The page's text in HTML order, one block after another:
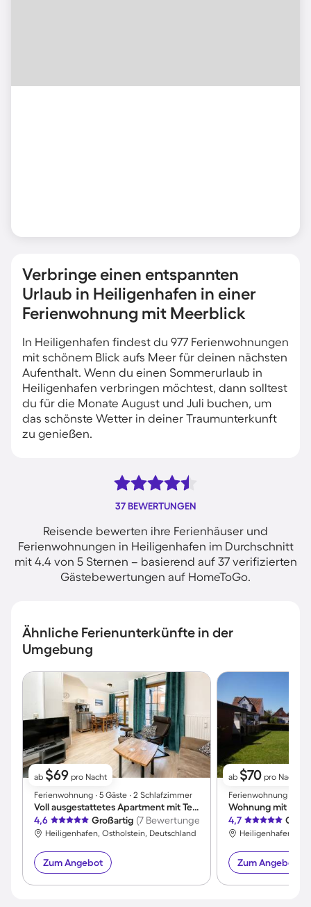
Verbringe einen entspannten
Urlaub in Heiligenhafen in einer
Ferienwohnung mit Meerblick
In Heiligenhafen findest du 977 Ferienwohnungen
mit schönem Blick aufs Meer für deinen nächsten
Aufenthalt. Wenn du einen Sommerurlaub in
Heiligenhafen verbringen möchtest, dann solltest
du für die Monate August und Juli buchen, um
das schönste Wetter in deiner Traumunterkunft
zu genießen.
37 BEWERTUNGEN
Reisende bewerten ihre Ferienhäuser und
Ferienwohnungen in Heiligenhafen im Durchschnitt
mit 4.4 von 5 Sternen – basierend auf 37 verifizierten
Gästebewertungen auf HomeToGo.
Ähnliche Ferienunterkünfte in der
Umgebung
ab $69 pro Nacht
Ferienwohnung ∙ 5 Gäste ∙ 2 Schlafzimmer
Voll ausgestattetes Apartment mit Terrasse | Neben dem Strand
4,6
Großartig (7 Bewertungen)
Heiligenhafen, Ostholstein, Deutschland
Zum Angebot
ab $70 pro Nacht
Ferienwohnung ∙ 2
Wohnung mit Grill
4,7
Heiligenhafen,
Zum Angebot